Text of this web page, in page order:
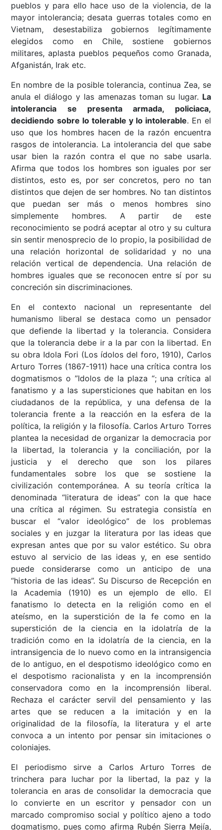
pueblos y para ello hace uso de la violencia, de la
mayor intolerancia; desata guerras totales como en
Vietnam, desestabiliza gobiernos legítimamente
elegidos como en Chile, sostiene gobiernos
militares, aplasta pueblos pequeños como Granada,
Afganistán, Irak etc.
En nombre de la posible tolerancia, continua Zea, se
anula el diálogo y las amenazas toman su lugar. La
intolerancia se presenta armada, policiaca,
decidiendo sobre lo tolerable y lo intolerable. En el
uso que los hombres hacen de la razón encuentra
rasgos de intolerancia. La intolerancia del que sabe
usar bien la razón contra el que no sabe usarla.
Afirma que todos los hombres son iguales por ser
distintos, esto es, por ser concretos, pero no tan
distintos que dejen de ser hombres. No tan distintos
que puedan ser más o menos hombres sino
simplemente hombres. A partir de este
reconocimiento se podrá aceptar al otro y su cultura
sin sentir menosprecio de lo propio, la posibilidad de
una relación horizontal de solidaridad y no una
relación vertical de dependencia. Una relación de
hombres iguales que se reconocen entre sí por su
concreción sin discriminaciones.
En el contexto nacional un representante del
humanismo liberal se destaca como un pensador
que defiende la libertad y la tolerancia. Considera
que la tolerancia debe ir a la par con la libertad. En
su obra Idola Fori (Los ídolos del foro, 1910), Carlos
Arturo Torres (1867-1911) hace una crítica contra los
dogmatismos o ”Idolos de la plaza “; una crítica al
fanatismo y a las supersticiones que habitan en los
ciudadanos de la república, y una defensa de la
tolerancia frente a la reacción en la esfera de la
política, la religión y la filosofía. Carlos Arturo Torres
plantea la necesidad de organizar la democracia por
la libertad, la tolerancia y la conciliación, por la
justicia y el derecho que son los pilares
fundamentales sobre los que se sostiene la
civilización contemporánea. A su teoría crítica la
denominada “literatura de ideas” con la que hace
una crítica al régimen. Su estrategia consistía en
buscar el “valor ideológico” de los problemas
sociales y en juzgar la literatura por las ideas que
expresan antes que por su valor estético. Su obra
estuvo al servicio de las ideas y, en ese sentido
puede considerarse como un anticipo de una
“historia de las ideas”. Su Discurso de Recepción en
la Academia (1910) es un ejemplo de ello. El
fanatismo lo detecta en la religión como en el
ateísmo, en la superstición de la fe como en la
superstición de la ciencia en la idolatría de la
tradición como en la idolatría de la ciencia, en la
intransigencia de lo nuevo como en la intransigencia
de lo antiguo, en el despotismo ideológico como en
el despotismo racionalista y en la incomprensión
conservadora como en la incomprensión liberal.
Rechaza el carácter servil del pensamiento y las
artes que se reducen a la imitación y en la
originalidad de la filosofía, la literatura y el arte
convoca a un intento por pensar sin imitaciones o
coloniajes.
El periodismo sirve a Carlos Arturo Torres de
trinchera para luchar por la libertad, la paz y la
tolerancia en aras de consolidar la democracia que
lo convierte en un escritor y pensador con un
marcado compromiso social y político ajeno a todo
dogmatismo, pues como afirma Rubén Sierra Mejía,